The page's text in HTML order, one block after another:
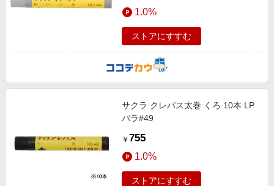
1.0%
ストアにすすむ
サクラ クレパス太巻 くろ 10本 LP
バラ#49
￥ 755
1.0%
ストアにすすむ